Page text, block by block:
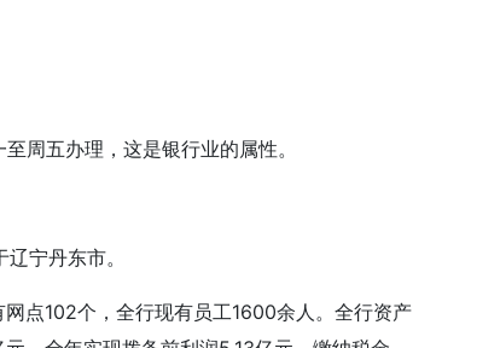
周五办理，这是银行业的属性。
宁丹东市。
点102个，全行现有员工1600余人。全行资产